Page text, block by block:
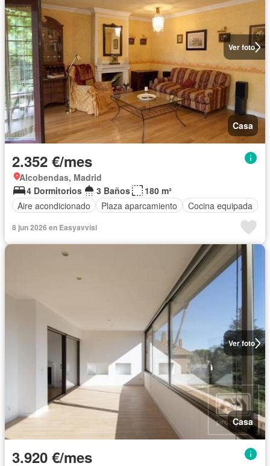
Ver foto
Casa
2.352 €/mes
Alcobendas, Madrid
4 Dormitorios
3 Baños
180 m²
Aire acondicionado
Plaza aparcamiento Cocina equipada
8 jun 2026 en Easyavvisi
Ver foto
Casa
3.920 €/mes